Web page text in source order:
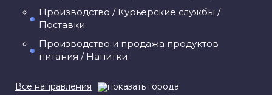
Производство / Курьерские службы /
Поставки
Производство и продажа продуктов
питания / Напитки
Разные услуги / Прочее
Все направления